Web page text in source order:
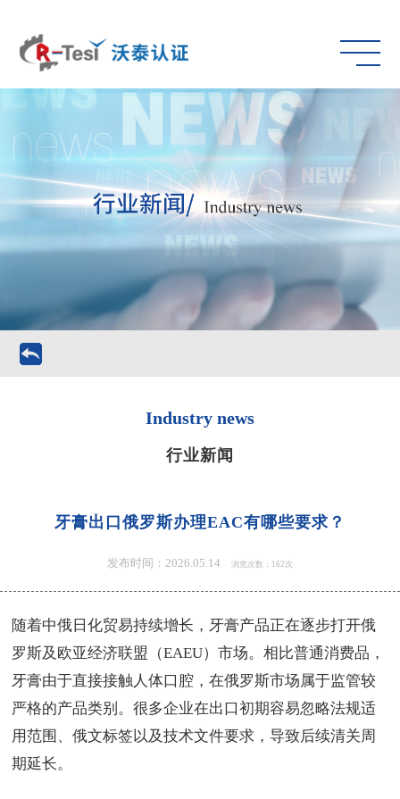
Industry news
行业新闻
牙膏出口俄罗斯办理EAC有哪些要求？
发布时间：2026.05.14 浏览次数：162次
随着中俄日化贸易持续增长，牙膏产品正在逐步打开俄
罗斯及欧亚经济联盟（EAEU）市场。相比普通消费品，
牙膏由于直接接触人体口腔，在俄罗斯市场属于监管较
严格的产品类别。很多企业在出口初期容易忽略法规适
用范围、俄文标签以及技术文件要求，导致后续清关周
期延长。